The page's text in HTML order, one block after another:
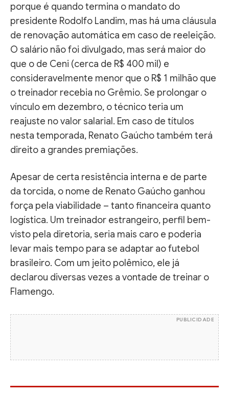
porque é quando termina o mandato do
presidente Rodolfo Landim, mas há uma cláusula
de renovação automática em caso de reeleição.
O salário não foi divulgado, mas será maior do
que o de Ceni (cerca de R$ 400 mil) e
consideravelmente menor que o R$ 1 milhão que
o treinador recebia no Grêmio. Se prolongar o
vínculo em dezembro, o técnico teria um
reajuste no valor salarial. Em caso de títulos
nesta temporada, Renato Gaúcho também terá
direito a grandes premiações.
Apesar de certa resistência interna e de parte
da torcida, o nome de Renato Gaúcho ganhou
força pela viabilidade – tanto financeira quanto
logística. Um treinador estrangeiro, perfil bem-
visto pela diretoria, seria mais caro e poderia
levar mais tempo para se adaptar ao futebol
brasileiro. Com um jeito polêmico, ele já
declarou diversas vezes a vontade de treinar o
Flamengo.
PUBLICIDADE